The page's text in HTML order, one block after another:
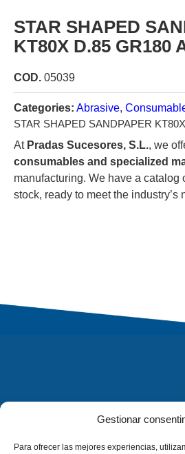
Gestionar
Para ofrecer las mejores experiencias,
STAR SHAPED
KT80X D.85 GR180
COD. 05039
Categories: Abrasive,
STAR SHAPED SANDPAPER
At Pradas Sucesores, S.L., we
consumables and specialized
manufacturing. We have a catalog
stock, ready to meet the industry’s